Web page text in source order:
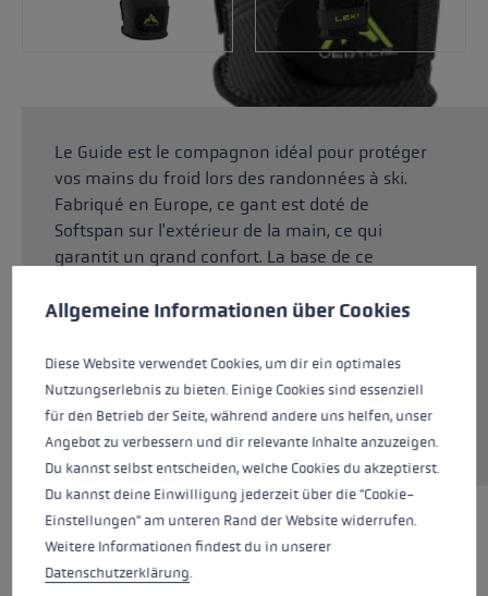
Le Guide est le compagnon idéal pour protéger
vos mains du froid lors des randonnées à ski.
Fabriqué en Europe, ce gant est doté de
Softspan sur l'extérieur de la main, ce qui
garantit un grand confort. La base de ce
d'Italie. La paume de la main est en Dynamic
ajustement individuel ainsi qu'une forte
adhérence au bâton. Grâce à sa doublure en
micropolaire, le Guide est le gant le plus chaud
de sa gamme.
MEILLEURS PRODUITS
Préférences en matière de cookies
This website uses cookies to give you the best possible experience.
Allgemeine Informationen über Cookies
Diese Website verwendet Cookies, um dir ein optimales
Nutzungserlebnis zu bieten. Einige Cookies sind essenziell
für den Betrieb der Seite, während andere uns helfen, unser
Angebot zu verbessern und dir relevante Inhalte anzuzeigen.
Du kannst selbst entscheiden, welche Cookies du akzeptierst.
Du kannst deine Einwilligung jederzeit über die "Cookie-
Einstellungen" am unteren Rand der Website widerrufen.
Weitere Informationen findest du in unserer
Datenschutzerklärung.